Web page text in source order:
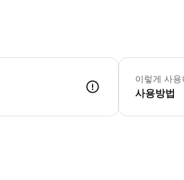
• 300파운드 이상
이렇게 사용
사용방법